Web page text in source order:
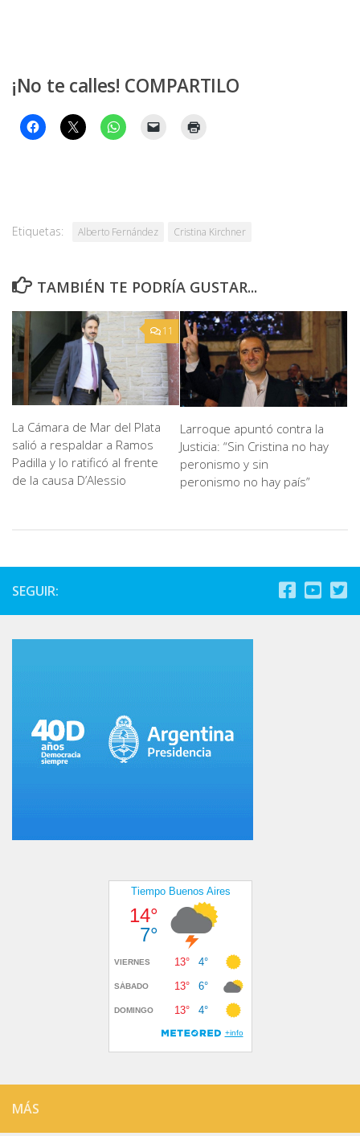
¡No te calles! COMPARTILO
Etiquetas: Alberto Fernández Cristina Kirchner
TAMBIÉN TE PODRÍA GUSTAR...
11
La Cámara de Mar del Plata
salió a respaldar a Ramos
Padilla y lo ratificó al frente
de la causa D’Alessio
Larroque apuntó contra la
Justicia: “Sin Cristina no hay
peronismo y sin
peronismo no hay país”
SEGUIR:
MÁS